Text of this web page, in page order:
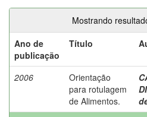
Mostrando
Ano de
publicação
Título
2006
Orientação
para rotulagem
de Alimentos.